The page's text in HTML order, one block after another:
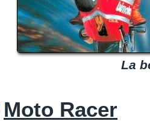
La
Moto Racer